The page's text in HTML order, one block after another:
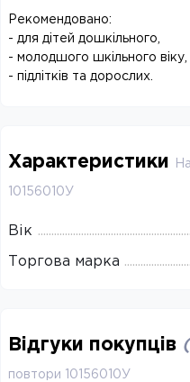
Рекомендовано:
- для дітей дошкільного,
- молодшого шкільного віку,
- підлітків та дорослих.
Характеристики
10156010У
Вік
Торгова марка
Відгуки покупців (
повтори 10156010У